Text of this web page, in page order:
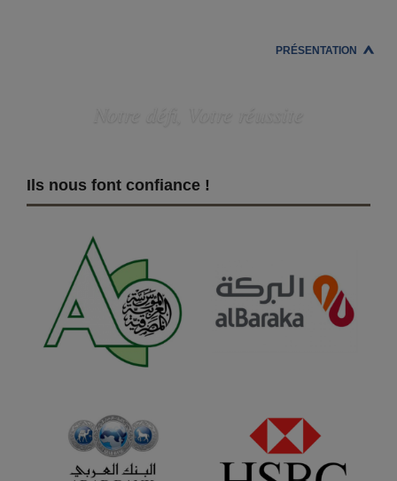
PRÉSENTATION
Ils nous font confiance !